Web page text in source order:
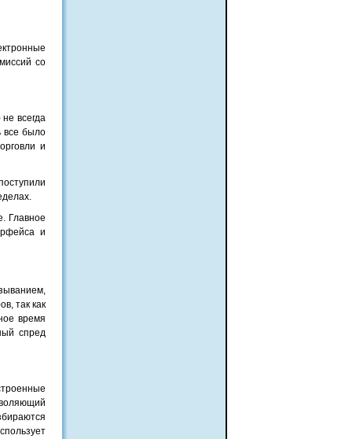
со
всегда
все было
и
Главное
и
так как
время
спред